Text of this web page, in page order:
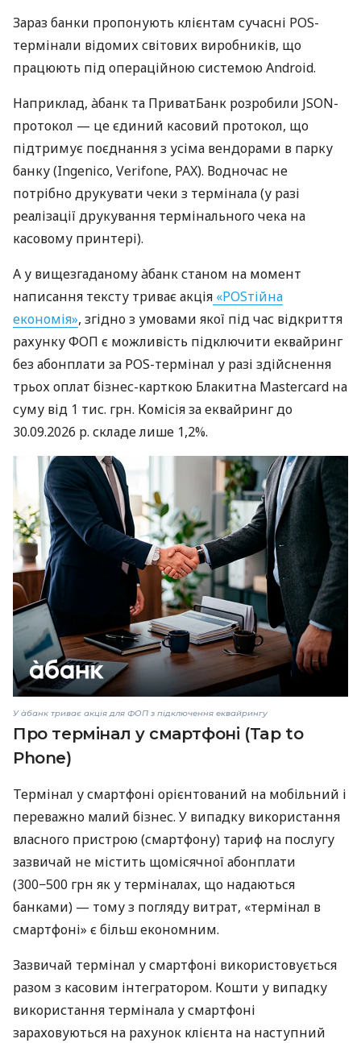
Зараз банки пропонують клієнтам сучасні POS-
термінали відомих світових виробників, що
працюють під операційною системою Android.
Наприклад, àбанк та ПриватБанк розробили JSON-
протокол — це єдиний касовий протокол, що
підтримує поєднання з усіма вендорами в парку
банку (Ingenico, Verifone, PAX). Водночас не
потрібно друкувати чеки з термінала (у разі
реалізації друкування термінального чека на
касовому принтері).
А у вищезгаданому àбанк станом на момент
написання тексту триває акція «POSтійна
економія», згідно з умовами якої під час відкриття
рахунку ФОП є можливість підключити еквайринг
без абонплати за POS-термінал у разі здійснення
трьох оплат бізнес-карткою Блакитна Mastercard на
суму від 1 тис. грн. Комісія за еквайринг до
30.09.2026 р. складе лише 1,2%.
У àбанк триває акція для ФОП з підключення еквайрингу
Про термінал у смартфоні (Tap to
Phone)
Термінал у смартфоні орієнтований на мобільний і
переважно малий бізнес. У випадку використання
власного пристрою (смартфону) тариф на послугу
зазвичай не містить щомісячної абонплати
(300−500 грн як у терміналах, що надаються
банками) — тому з погляду витрат, «термінал в
смартфоні» є більш економним.
Зазвичай термінал у смартфоні використовується
разом з касовим інтегратором. Кошти у випадку
використання термінала у смартфоні
зараховуються на рахунок клієнта на наступний